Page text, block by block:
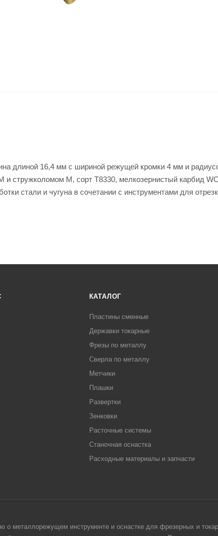
длиной 16,4 мм с шириной режущей кромки 4 мм и
и стружколомом M, сорт T8330, мелкозернистый карбид
стали и чугуна в сочетании с инструментами для
КАТАЛОГ
Пластины сменные
Державки токарные
Фрезы по металлу
Сверла по металлу
Метчики
Плашки
Развертки
Зенковки
Расточные системы
Станочная оснастка
Расходные материалы и запчасти
о металлорежущем инструменте и оснастке для фрезерных и